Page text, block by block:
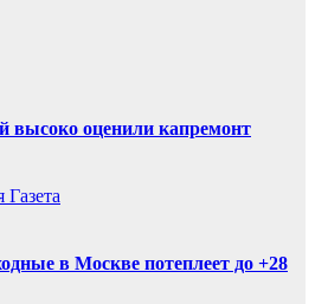
высоко оценили капремонт
Газета
в Москве потеплеет до +28